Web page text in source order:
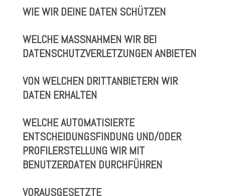
WIE WIR DEINE DATEN SCHÜTZEN
WELCHE MASSNAHMEN WIR BEI D
ATENSCHUTZVERLETZUNGEN ANBIETEN
VON WELCHEN DRITTANBIETERN WIR
DATEN ERHALTEN
WELCHE AUTOMATISIERTE
ENTSCHEIDUNGSFINDUNG UND/ODER
PROFILERSTELLUNG WIR MIT
BENUTZERDATEN DURCHFÜHREN
VORAUSGESETZTE